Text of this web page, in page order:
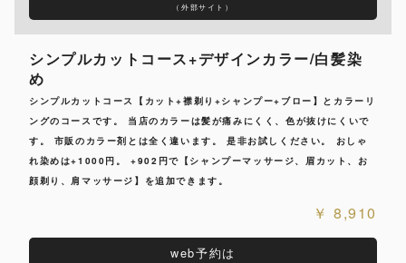
（外部サイト）
シンプルカットコース+デザインカラー/白髪染
め
シンプルカットコース【カット+襟剃り+シャンプー+ブロー】とカラーリ
ングのコースです。 当店のカラーは髪が痛みにくく、色が抜けにくいで
す。 市販のカラー剤とは全く違います。 是非お試しください。 おしゃ
れ染めは+1000円。 +902円で【シャンプーマッサージ、眉カット、お
顔剃り、肩マッサージ】を追加できます。
8,910
web予約は